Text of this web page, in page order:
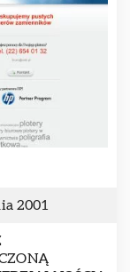
2001